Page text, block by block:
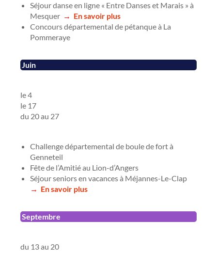
Séjour danse en ligne « Entre Danses et Marais » à
Mesquer → En savoir plus
Concours départemental de pétanque à La
Pommeraye
Juin
le 4
le 17
du 20 au 27
Challenge départemental de boule de fort à
Genneteil
Fête de l’Amitié au Lion-d’Angers
Séjour seniors en vacances à Méjannes-Le-Clap
→ En savoir plus
Septembre
du 13 au 20